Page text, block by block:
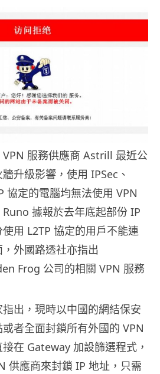
VPN 服務供應商 Astrill 最近公
升級影響，使用 IPSec、
協定的電腦均無法使用 VPN
據報於去年底起部份 IP
用 L2TP 協定的用戶不能連
外國路透社亦指出
Frog 公司的相關 VPN 服務
出，現時以中國的網結保安
者全面封鎖所有外國的 VPN
在 Gateway 加設篩選程式，
供應商來封鎖 IP 地址，只需